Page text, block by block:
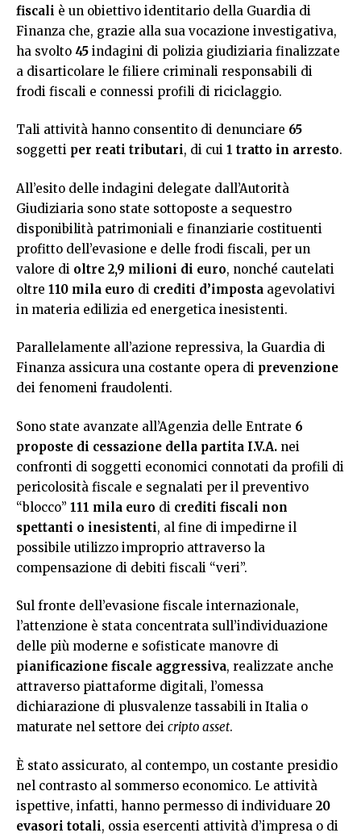
fiscali è un obiettivo identitario della Guardia di
Finanza che, grazie alla sua vocazione investigativa,
ha svolto 45 indagini di polizia giudiziaria finalizzate
a disarticolare le filiere criminali responsabili di
frodi fiscali e connessi profili di riciclaggio.
Tali attività hanno consentito di denunciare 65
soggetti per reati tributari, di cui 1 tratto in arresto.
All’esito delle indagini delegate dall’Autorità
Giudiziaria sono state sottoposte a sequestro
disponibilità patrimoniali e finanziarie costituenti
profitto dell’evasione e delle frodi fiscali, per un
valore di oltre 2,9 milioni di euro, nonché cautelati
oltre 110 mila euro di crediti d’imposta agevolativi
in materia edilizia ed energetica inesistenti.
Parallelamente all’azione repressiva, la Guardia di
Finanza assicura una costante opera di prevenzione
dei fenomeni fraudolenti.
Sono state avanzate all’Agenzia delle Entrate 6
proposte di cessazione della partita I.V.A. nei
confronti di soggetti economici connotati da profili di
pericolosità fiscale e segnalati per il preventivo
“blocco” 111 mila euro di crediti fiscali non
spettanti o inesistenti, al fine di impedirne il
possibile utilizzo improprio attraverso la
compensazione di debiti fiscali “veri”.
Sul fronte dell’evasione fiscale internazionale,
l’attenzione è stata concentrata sull’individuazione
delle più moderne e sofisticate manovre di
pianificazione fiscale aggressiva, realizzate anche
attraverso piattaforme digitali, l’omessa
dichiarazione di plusvalenze tassabili in Italia o
maturate nel settore dei cripto asset.
È stato assicurato, al contempo, un costante presidio
nel contrasto al sommerso economico. Le attività
ispettive, infatti, hanno permesso di individuare 20
evasori totali, ossia esercenti attività d’impresa o di